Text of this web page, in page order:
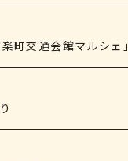
町交通会館マルシェ」